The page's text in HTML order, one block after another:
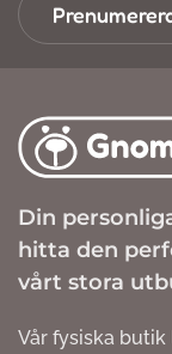
Din
hitta den
vårt stora
Vår fysiska